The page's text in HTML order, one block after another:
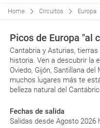
Home Circuitos Europa
Picos de Europa "al
Cantabria y Asturias,
historia. Ven a descubrir la
Oviedo, Gijón, Santillana
muchos lugares más te
belleza natural del
Fechas de salida
Salidas desde Agosto 2026